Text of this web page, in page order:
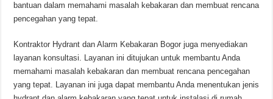
bantuan dalam memahami masalah kebakaran dan membuat rencana
pencegahan yang tepat.
Kontraktor Hydrant dan Alarm Kebakaran Bogor juga menyediakan
layanan konsultasi. Layanan ini ditujukan untuk membantu Anda
memahami masalah kebakaran dan membuat rencana pencegahan
yang tepat. Layanan ini juga dapat membantu Anda menentukan jenis